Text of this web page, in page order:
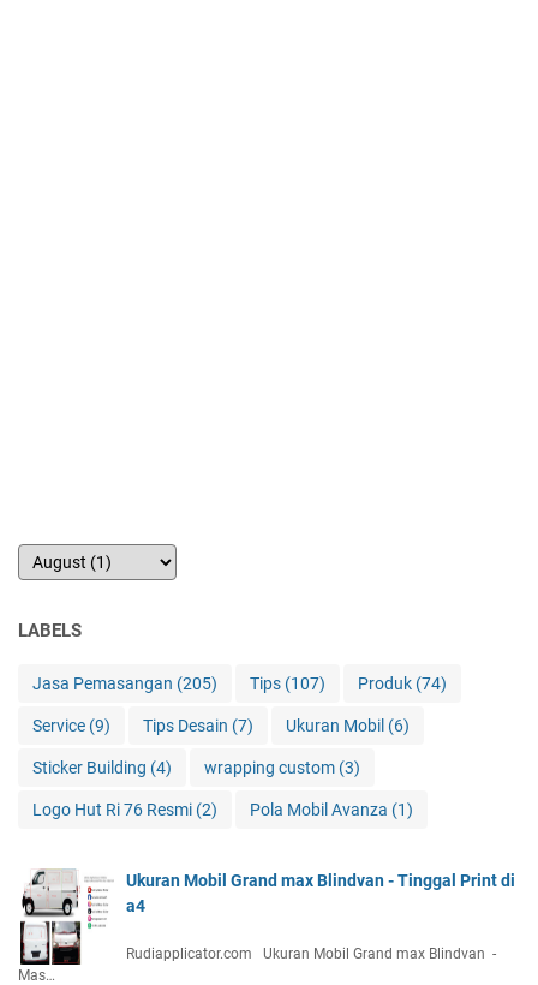
LABELS
Jasa Pemasangan (205) Tips (107) Produk (74)
Service (9) Tips Desain (7) Ukuran Mobil (6)
Sticker Building (4) wrapping custom (3)
Logo Hut Ri 76 Resmi (2) Pola Mobil Avanza (1)
Ukuran Mobil Grand max Blindvan - Tinggal Print di
a4
Rudiapplicator.com Ukuran Mobil Grand max Blindvan -
Mas…